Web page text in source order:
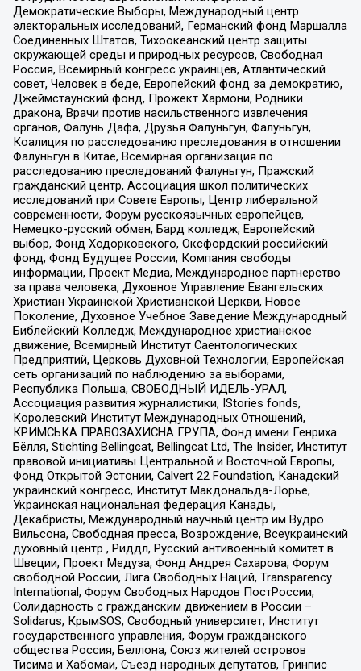
Демократические Выборы, Международный центр
электоральных исследований, Германский фонд Маршалла
Соединенных Штатов, Тихоокеанский центр защиты
окружающей среды и природных ресурсов, Свободная
Россия, Всемирный конгресс украинцев, Атлантический
совет, Человек в беде, Европейский фонд за демократию,
Джеймстаунский фонд, Прожект Хармони, Родники
дракона, Врачи против насильственного извлечения
органов, Фалунь Дафа, Друзья Фалуньгун, Фалуньгун,
Коалиция по расследованию преследования в отношении
Фалуньгун в Китае, Всемирная организация по
расследованию преследований Фалуньгун, Пражский
гражданский центр, Ассоциация школ политических
исследований при Совете Европы, Центр либеральной
современности, Форум русскоязычных европейцев,
Немецко-русский обмен, Бард колледж, Европейский
выбор, Фонд Ходорковского, Оксфордский российский
фонд, Фонд Будущее России, Компания свободы
информации, Проект Медиа, Международное партнерство
за права человека, Духовное Управление Евангельских
Христиан Украинской Христианской Церкви, Новое
Поколение, Духовное Учебное Заведение Международный
Библейский Колледж, Международное христианское
движение, Всемирный Институт Саентологических
Предприятий, Церковь Духовной Технологии, Европейская
сеть организаций по наблюдению за выборами,
Республика Польша, СВОБОДНЫЙ ИДЕЛЬ-УРАЛ,
Ассоциация развития журналистики, IStories fonds,
Королевский Институт Международных Отношений,
КРИМСЬКА ПРАВОЗАХИСНА ГРУПА, Фонд имени Генриха
Бёлля, Stichting Bellingcat, Bellingcat Ltd, The Insider, Институт
правовой инициативы Центральной и Восточной Европы,
Фонд Открытой Эстонии, Calvert 22 Foundation, Канадский
украинский конгресс, Институт Макдональда-Лорье,
Украинская национальная федерация Канады,
Декабристы, Международный научный центр им Вудро
Вильсона, Свободная пресса, Возрождение, Всеукраинский
духовный центр , Риддл, Русский антивоенный комитет в
Швеции, Проект Медуза, Фонд Андрея Сахарова, Форум
свободной России, Лига Свободных Наций, Transparеncy
International, Форум Свободных Народов ПостРоссии,
Солидарность с гражданским движением в России –
Solidarus, КрымSOS, Свободный университет, Институт
государственного управления, Форум гражданского
общества Россия, Беллона, Союз жителей островов
Тисима и Хабомаи, Съезд народных депутатов, Гринпис